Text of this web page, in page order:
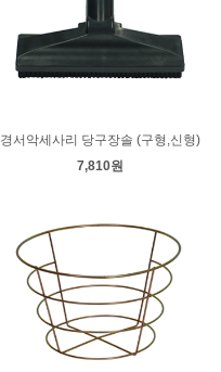
경서악세사리 당구장솔 (구형,신형)
7,810원